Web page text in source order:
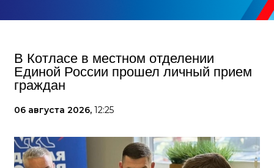
В Котласе в местном отделении
Единой России прошел личный прием
граждан
06 августа 2026, 12:25